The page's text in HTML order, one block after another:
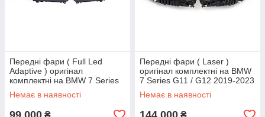
Передні фари ( Full Led
Adaptive ) оригінал
комплектні на BMW 7 Series
G11 / G12 2019-2023 року
Немає в наявності
₴
Передні фари ( Laser )
оригінал комплектні на BMW
7 Series G11 / G12 2019-2023
року
Немає в наявності
₴